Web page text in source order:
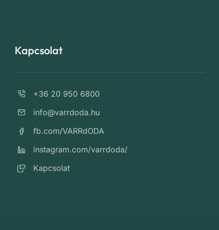
Kapcsolat
+36 20 950 6800
info@varrdoda.hu
fb.com/VARRdODA
instagram.com/varrdoda/
Kapcsolat